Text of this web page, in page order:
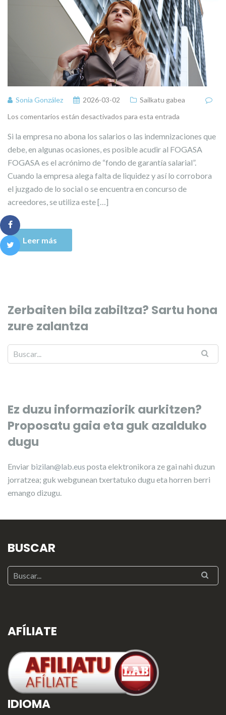
Sonia González 2026-03-02
Sailkatu gabea
Los comentarios están desactivados para esta entrada
Si la empresa no abona los salarios o las indemnizaciones que
debe, en algunas ocasiones, es posible acudir al FOGASA
FOGASA es el acrónimo de “fondo de garantía salarial”.
Cuando la empresa alega falta de liquidez y así lo corrobora
el juzgado de lo social o se encuentra en concurso de
acreedores, se utiliza este […]
Leer más
Zerbaiten bila zabiltza? Sartu hona
zure zalantza
Ez duzu informaziorik aurkitzen?
Proposatu gaia eta guk azalduko
dugu
Enviar bizilan@lab.eus posta elektronikora ze gai nahi duzun
jorratzea; guk webgunean txertatuko dugu eta horren berri
emango dizugu.
BUSCAR
AFÍLIATE
IDIOMA